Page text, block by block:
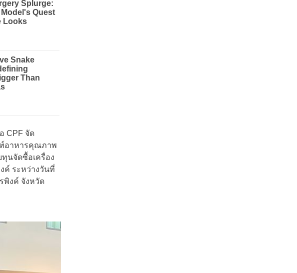
CPF จัด
อาหารคุณภาพ
นจัดซื้อเครื่อง
ค์ ระหว่างวันที่
พิงค์ จังหวัด